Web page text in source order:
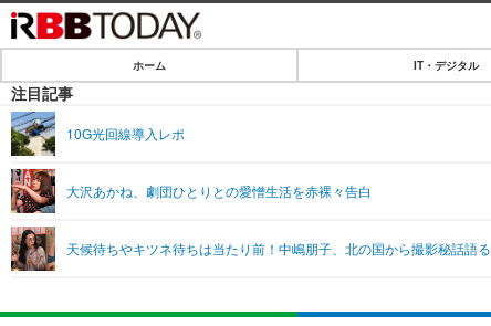
IT・デジタル
ショッピング
SPEED TEST
エンタメ
エンタメTOP
ライフ
ライフTOP
リリース一覧
ホーム IT・デジタル
注目記事
10G光回線導入レポ
大沢あかね、劇団ひとりとの愛憎生活を赤裸々告白
天候待ちやキツネ待ちは当たり前！中嶋朋子、北の国から撮影秘話語る